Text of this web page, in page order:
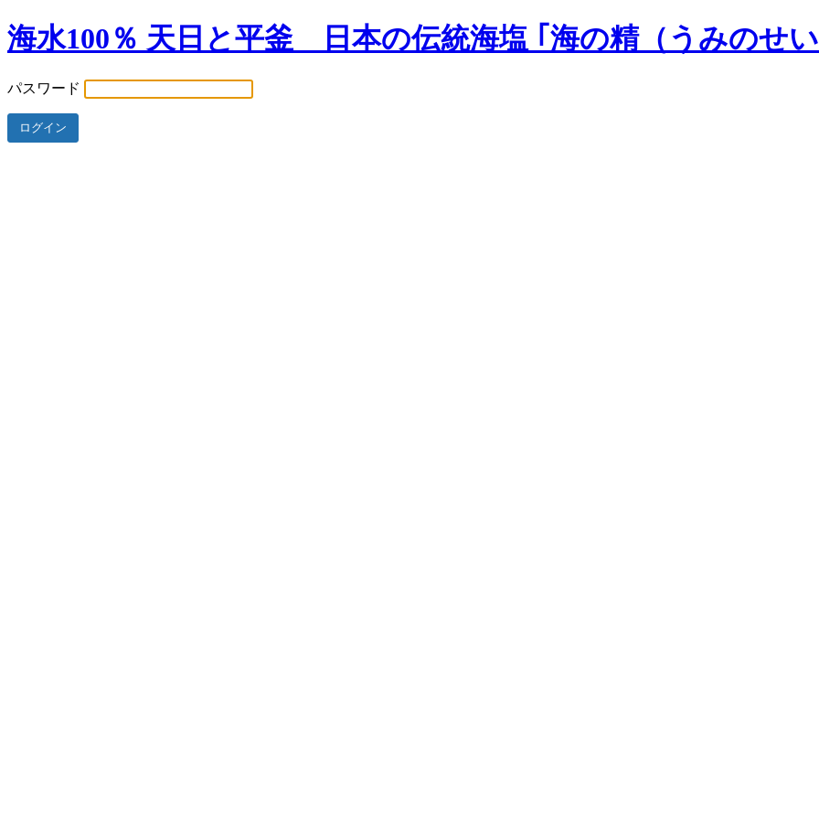
海水100％ 天日と平釜 日本の伝統海塩 ｢海の精（うみのせ
パスワード